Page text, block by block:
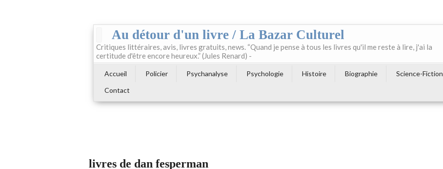
Au détour d'un livre / La Bazar Culturel
Critiques littéraires, avis, livres gratuits, news. “Quand je pense à tous les livres qu'il me reste à lire, j'ai la
certitude d'être encore heureux.” (Jules Renard) -
Accueil Policier Psychanalyse Psychologie Histoire Biographie Science-Fiction
Contact
livres de dan fesperman